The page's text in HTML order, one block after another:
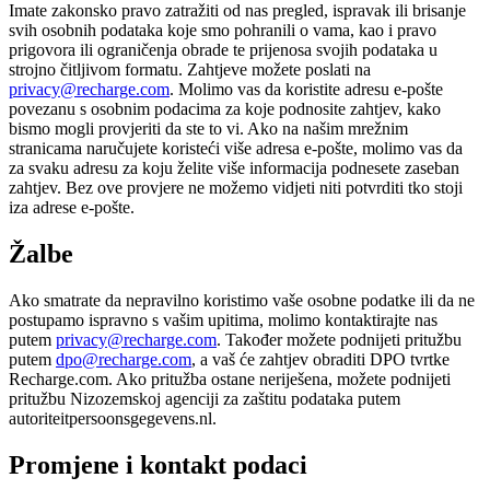
Imate zakonsko pravo zatražiti od nas pregled, ispravak ili brisanje
svih osobnih podataka koje smo pohranili o vama, kao i pravo
prigovora ili ograničenja obrade te prijenosa svojih podataka u
strojno čitljivom formatu. Zahtjeve možete poslati na
privacy@recharge.com. Molimo vas da koristite adresu e-pošte
povezanu s osobnim podacima za koje podnosite zahtjev, kako
bismo mogli provjeriti da ste to vi. Ako na našim mrežnim
stranicama naručujete koristeći više adresa e-pošte, molimo vas da
za svaku adresu za koju želite više informacija podnesete zaseban
zahtjev. Bez ove provjere ne možemo vidjeti niti potvrditi tko stoji
iza adrese e-pošte.
Žalbe
Ako smatrate da nepravilno koristimo vaše osobne podatke ili da ne
postupamo ispravno s vašim upitima, molimo kontaktirajte nas
putem privacy@recharge.com. Također možete podnijeti pritužbu
putem dpo@recharge.com, a vaš će zahtjev obraditi DPO tvrtke
Recharge.com. Ako pritužba ostane neriješena, možete podnijeti
pritužbu Nizozemskoj agenciji za zaštitu podataka putem
autoriteitpersoonsgegevens.nl.
Promjene i kontakt podaci